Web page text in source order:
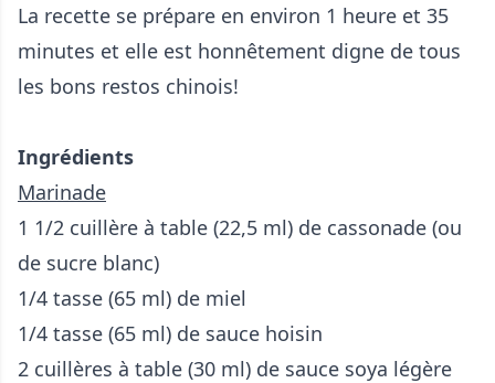
La recette se prépare en environ 1 heure et 35
minutes et elle est honnêtement digne de tous
les bons restos chinois!
Ingrédients
Marinade
1 1/2 cuillère à table (22,5 ml) de cassonade (ou
de sucre blanc)
1/4 tasse (65 ml) de miel
1/4 tasse (65 ml) de sauce hoisin
2 cuillères à table (30 ml) de sauce soya légère